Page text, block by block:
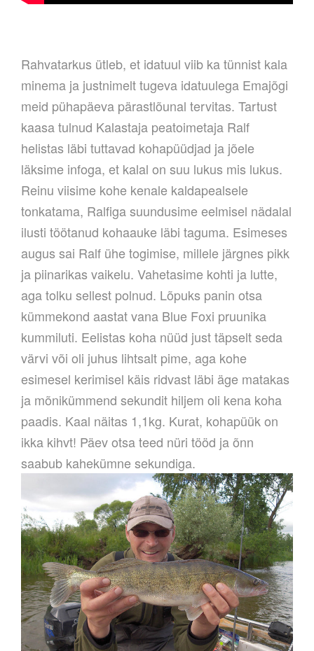
Rahvatarkus ütleb, et idatuul viib ka tünnist kala
minema ja justnimelt tugeva idatuulega Emajõgi
meid pühapäeva pärastlõunal tervitas. Tartust
kaasa tulnud Kalastaja peatoimetaja Ralf
helistas läbi tuttavad kohapüüdjad ja jõele
läksime infoga, et kalal on suu lukus mis lukus.
Reinu viisime kohe kenale kaldapealsele
tonkatama, Ralfiga suundusime eelmisel nädalal
ilusti töötanud kohaauke läbi taguma. Esimeses
augus sai Ralf ühe togimise, millele järgnes pikk
ja piinarikas vaikelu. Vahetasime kohti ja lutte,
aga tolku sellest polnud. Lõpuks panin otsa
kümmekond aastat vana Blue Foxi pruunika
kummiluti. Eelistas koha nüüd just täpselt seda
värvi või oli juhus lihtsalt pime, aga kohe
esimesel kerimisel käis ridvast läbi äge matakas
ja mõnikümmend sekundit hiljem oli kena koha
paadis. Kaal näitas 1,1kg. Kurat, kohapüük on
ikka kihvt! Päev otsa teed nüri tööd ja õnn
saabub kahekümne sekundiga.